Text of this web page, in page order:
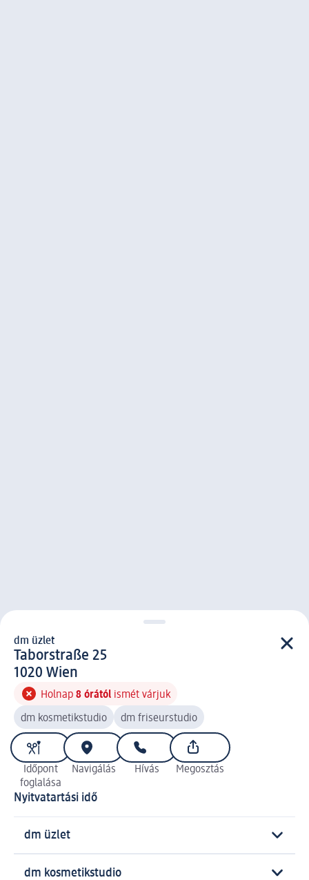
d m üzlet
dm üzlet
Taborstraße 25
1 0 2 0
1020 Wien
Holnap 8 órától ismét várjuk
dm kosmetikstudio dm friseurstudio
Időpont
foglalása
Navigálás Hívás Megosztás
Nyitvatartási idő
dm üzlet
dm kosmetikstudio